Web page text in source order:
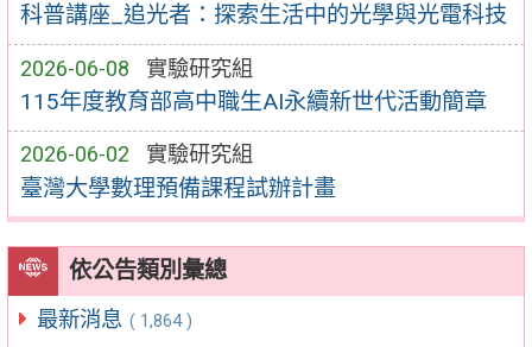
科普講座_追光者：探索生活中的光學與光電科技
2026-06-08 實驗研究組
115年度教育部高中職生AI永續新世代活動簡章
2026-06-02 實驗研究組
臺灣大學數理預備課程試辦計畫
依公告類別彙總
最新消息 ( 1,864 )